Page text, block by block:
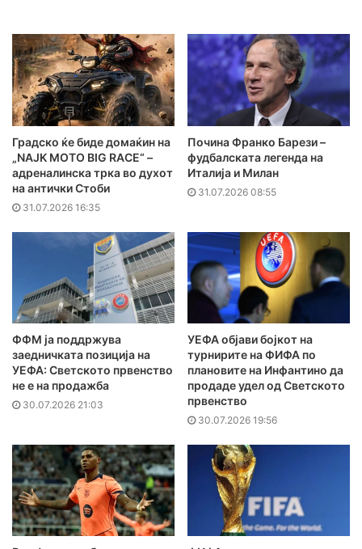
Градско ќе биде домаќин на
„NAJK MOTO BIG RACE“ –
адреналинска трка во духот
на антички Стоби
31.07.2026 16:35
Почина Франко Барези –
фудбалската легенда на
Италија и Милан
31.07.2026 08:55
ФФМ ја поддржува
заедничката позиција на
УЕФА: Светското првенство
не е на продажба
30.07.2026 21:03
УЕФА објави бојкот на
турнирите на ФИФА по
плановите на Инфантино да
продаде удел од Светското
првенство
30.07.2026 19:56